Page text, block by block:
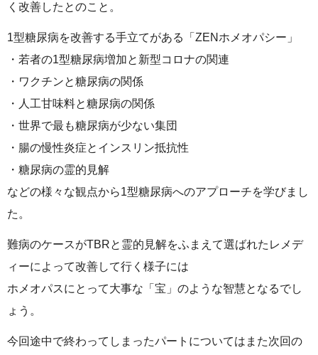
く改善したとのこと。
1型糖尿病を改善する手立てがある「ZENホメオパシー」
・若者の1型糖尿病増加と新型コロナの関連
・ワクチンと糖尿病の関係
・人工甘味料と糖尿病の関係
・世界で最も糖尿病が少ない集団
・腸の慢性炎症とインスリン抵抗性
・糖尿病の霊的見解
などの様々な観点から1型糖尿病へのアプローチを学びまし
た。
難病のケースがTBRと霊的見解をふまえて選ばれたレメデ
ィーによって改善して行く様子には
ホメオパスにとって大事な「宝」のような智慧となるでし
ょう。
今回途中で終わってしまったパートについてはまた次回の